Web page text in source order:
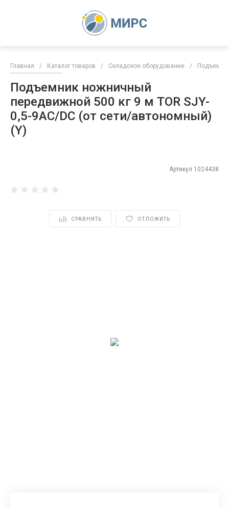
Главная / Каталог товаров / Складское оборудование /
Подъемник ножничный
передвижной 500 кг 9 м TOR SJY-
0,5-9AC/DC (от сети/автономный)
(Y)
Артикул 1024438
СРАВНИТЬ ОТЛОЖИТЬ